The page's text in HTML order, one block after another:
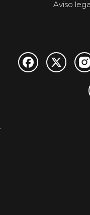
Aviso